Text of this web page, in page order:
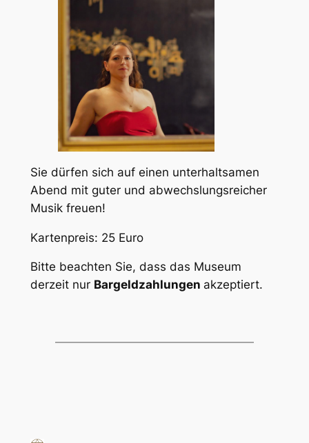
Sie dürfen sich auf einen unterhaltsamen
Abend mit guter und abwechslungsreicher
Musik freuen!
Kartenpreis: 25 Euro
Bitte beachten Sie, dass das Museum
derzeit nur Bargeldzahlungen akzeptiert.